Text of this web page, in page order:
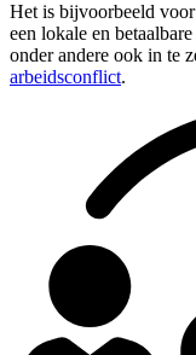
Het is bijvoorbeeld voor
een lokale en
onder andere ook in te
arbeidsconflict.